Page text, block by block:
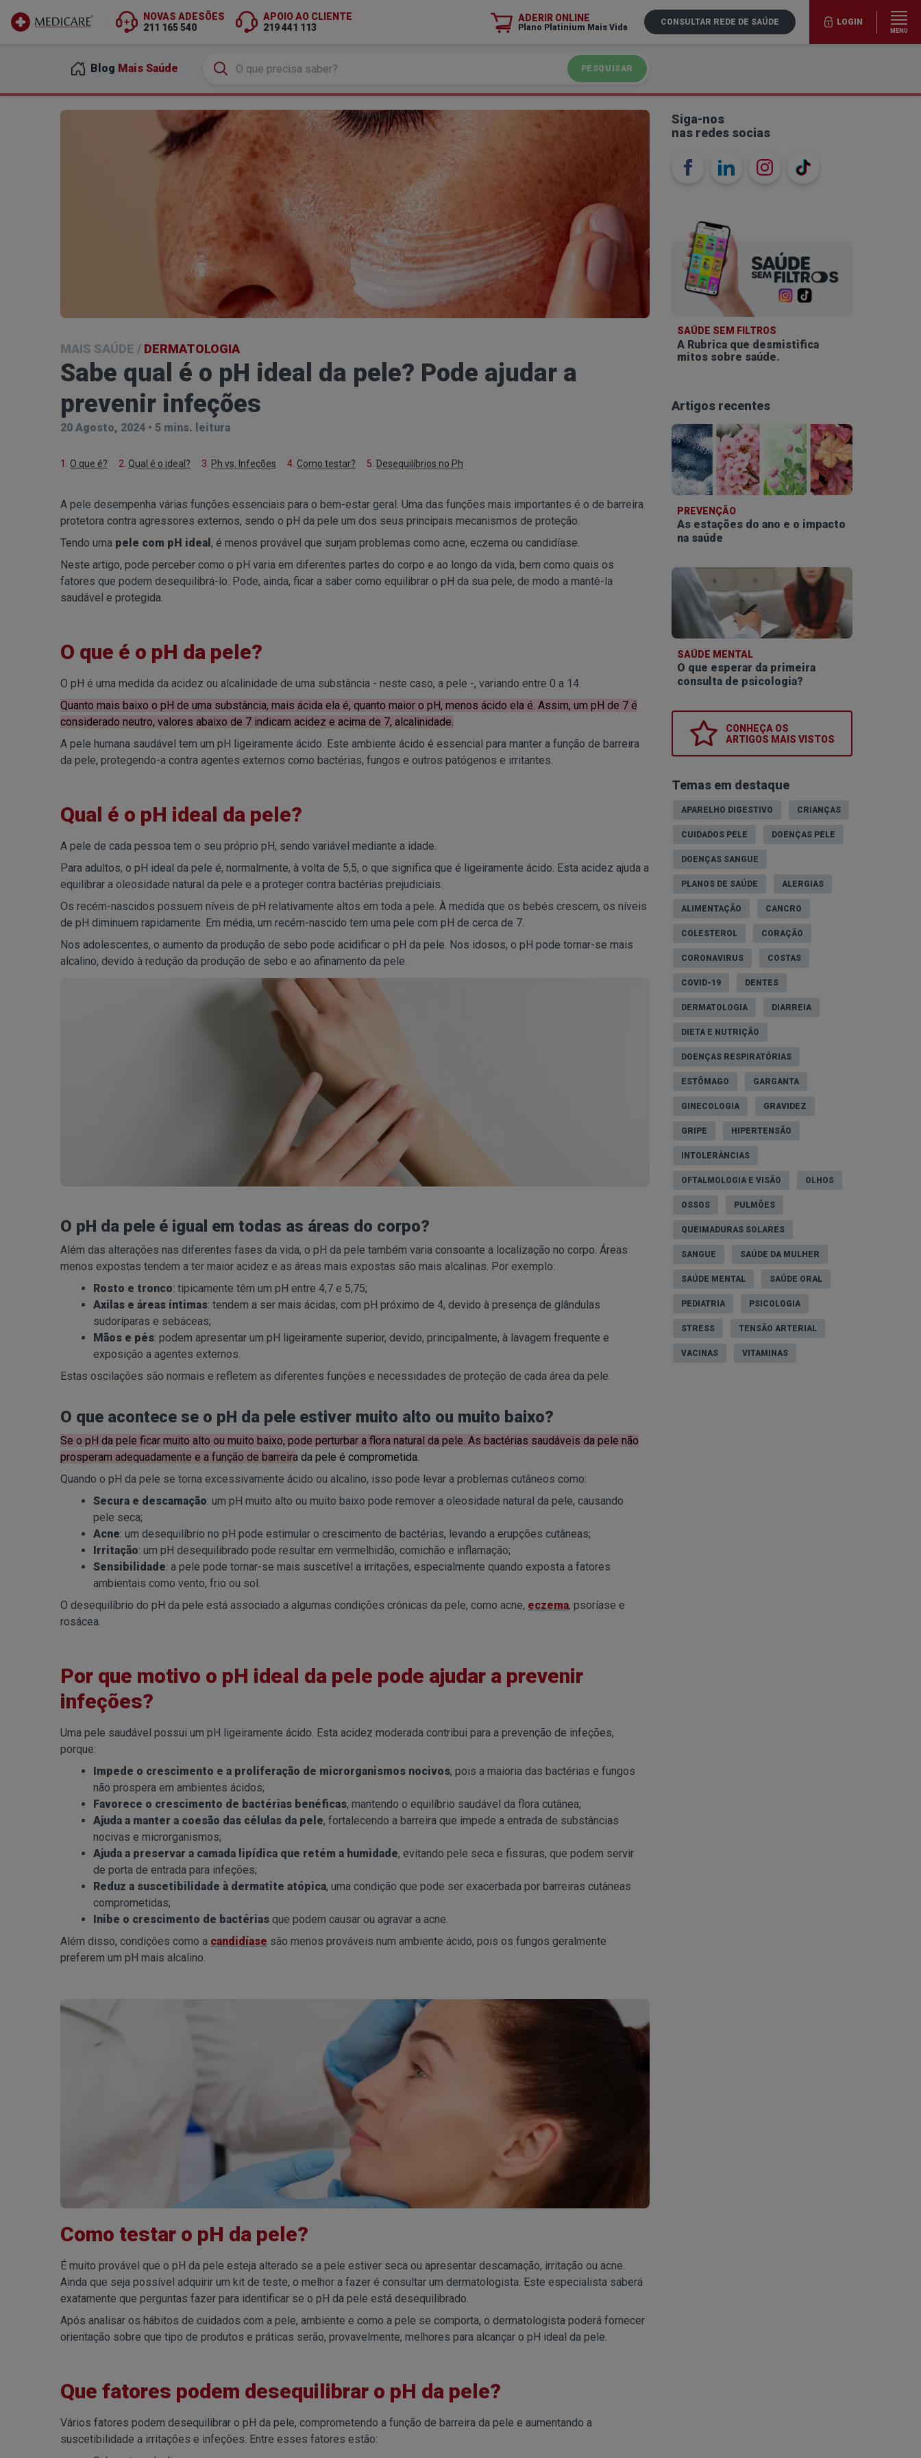
NOVAS ADESÕES
211 165 540
APOIO AO CLIENTE
219 441 113
ADERIR ONLINE
Plano Platinium Mais Vida
CONSULTAR REDE DE SAÚDE LOGIN
MENU
Blog Mais Saúde PESQUISAR
MAIS SAÚDE / DERMATOLOGIA
Sabe qual é o pH ideal da pele? Pode ajudar a
prevenir infeções
20 Agosto, 2024 • 5 mins. leitura
1. O que é? 2. Qual é o ideal? 3. Ph vs. Infeções 4. Como testar? 5. Desequilíbrios no Ph
A pele desempenha várias funções essenciais para o bem-estar geral. Uma das funções mais importantes é o de barreira
protetora contra agressores externos, sendo o pH da pele um dos seus principais mecanismos de proteção.
Tendo uma pele com pH ideal , é menos provável que surjam problemas como acne, eczema ou candidíase.
Neste artigo, pode perceber como o pH varia em diferentes partes do corpo e ao longo da vida, bem como quais os
fatores que podem desequilibrá-lo. Pode, ainda, ficar a saber como equilibrar o pH da sua pele, de modo a mantê-la
saudável e protegida.
O que é o pH da pele?
O pH é uma medida da acidez ou alcalinidade de uma substância - neste caso, a pele -, variando entre 0 a 14.
Quanto mais baixo o pH de uma substância, mais ácida ela é, quanto maior o pH, menos ácido ela é. Assim, um pH de 7 é
considerado neutro, valores abaixo de 7 indicam acidez e acima de 7, alcalinidade.
A pele humana saudável tem um pH ligeiramente ácido. Este ambiente ácido é essencial para manter a função de barreira
da pele, protegendo-a contra agentes externos como bactérias, fungos e outros patógenos e irritantes.
Qual é o pH ideal da pele?
A pele de cada pessoa tem o seu próprio pH, sendo variável mediante a idade.
Para adultos, o pH ideal da pele é, normalmente, à volta de 5,5, o que significa que é ligeiramente ácido. Esta acidez ajuda a
equilibrar a oleosidade natural da pele e a proteger contra bactérias prejudiciais.
Os recém-nascidos possuem níveis de pH relativamente altos em toda a pele. À medida que os bebés crescem, os níveis
de pH diminuem rapidamente. Em média, um recém-nascido tem uma pele com pH de cerca de 7.
Nos adolescentes, o aumento da produção de sebo pode acidificar o pH da pele. Nos idosos, o pH pode tornar-se mais
alcalino, devido à redução da produção de sebo e ao afinamento da pele.
O pH da pele é igual em todas as áreas do corpo?
Além das alterações nas diferentes fases da vida, o pH da pele também varia consoante a localização no corpo. Áreas
menos expostas tendem a ter maior acidez e as áreas mais expostas são mais alcalinas. Por exemplo:
Rosto e tronco: tipicamente têm um pH entre 4,7 e 5,75;
Axilas e áreas íntimas: tendem a ser mais ácidas, com pH próximo de 4, devido à presença de glândulas
sudoríparas e sebáceas;
Mãos e pés: podem apresentar um pH ligeiramente superior, devido, principalmente, à lavagem frequente e
exposição a agentes externos.
Estas oscilações são normais e refletem as diferentes funções e necessidades de proteção de cada área da pele.
O que acontece se o pH da pele estiver muito alto ou muito baixo?
Se o pH da pele ficar muito alto ou muito baixo, pode perturbar a flora natural da pele. As bactérias saudáveis da pele não
prosperam adequadamente e a função de barreira da pele é comprometida.
Quando o pH da pele se torna excessivamente ácido ou alcalino, isso pode levar a problemas cutâneos como:
Secura e descamação: um pH muito alto ou muito baixo pode remover a oleosidade natural da pele, causando
pele seca;
Acne: um desequilíbrio no pH pode estimular o crescimento de bactérias, levando a erupções cutâneas;
Irritação: um pH desequilibrado pode resultar em vermelhidão, comichão e inflamação;
Sensibilidade: a pele pode tornar-se mais suscetível a irritações, especialmente quando exposta a fatores
ambientais como vento, frio ou sol.
O desequilíbrio do pH da pele está associado a algumas condições crónicas da pele, como acne, eczema, psoríase e
rosácea.
Por que motivo o pH ideal da pele pode ajudar a prevenir
infeções?
Uma pele saudável possui um pH ligeiramente ácido. Esta acidez moderada contribui para a prevenção de infeções,
porque:
Impede o crescimento e a proliferação de microrganismos nocivos, pois a maioria das bactérias e fungos
não prospera em ambientes ácidos;
Favorece o crescimento de bactérias benéficas, mantendo o equilíbrio saudável da flora cutânea;
Ajuda a manter a coesão das células da pele, fortalecendo a barreira que impede a entrada de substâncias
nocivas e microrganismos;
Ajuda a preservar a camada lipídica que retém a humidade, evitando pele seca e fissuras, que podem servir
de porta de entrada para infeções;
Reduz a suscetibilidade à dermatite atópica, uma condição que pode ser exacerbada por barreiras cutâneas
comprometidas;
Inibe o crescimento de bactérias que podem causar ou agravar a acne.
Além disso, condições como a candidíase são menos prováveis num ambiente ácido, pois os fungos geralmente
preferem um pH mais alcalino.
Como testar o pH da pele?
É muito provável que o pH da pele esteja alterado se a pele estiver seca ou apresentar descamação, irritação ou acne.
Ainda que seja possível adquirir um kit de teste, o melhor a fazer é consultar um dermatologista. Este especialista saberá
exatamente que perguntas fazer para identificar se o pH da pele está desequilibrado.
Após analisar os hábitos de cuidados com a pele, ambiente e como a pele se comporta, o dermatologista poderá fornecer
orientação sobre que tipo de produtos e práticas serão, provavelmente, melhores para alcançar o pH ideal da pele.
Que fatores podem desequilibrar o pH da pele?
Vários fatores podem desequilibrar o pH da pele, comprometendo a função de barreira da pele e aumentando a
suscetibilidade a irritações e infeções. Entre esses fatores estão:
Siga-nos
nas redes socias
SAÚDE SEM FILTROS
A Rubrica que desmistifica
mitos sobre saúde.
Artigos recentes
PREVENÇÃO
As estações do ano e o impacto
na saúde
SAÚDE MENTAL
O que esperar da primeira
consulta de psicologia?
CONHEÇA OS
ARTIGOS MAIS VISTOS
Temas em destaque
APARELHO DIGESTIVO CRIANÇAS
CUIDADOS PELE DOENÇAS PELE
DOENÇAS SANGUE
PLANOS DE SAÚDE ALERGIAS
ALIMENTAÇÃO CANCRO
COLESTEROL CORAÇÃO
CORONAVIRUS COSTAS
COVID-19 DENTES
DERMATOLOGIA DIARREIA
DIETA E NUTRIÇÃO
DOENÇAS RESPIRATÓRIAS
ESTÔMAGO GARGANTA
GINECOLOGIA GRAVIDEZ
GRIPE HIPERTENSÃO
INTOLERÂNCIAS
OFTALMOLOGIA E VISÃO OLHOS
OSSOS PULMÕES
QUEIMADURAS SOLARES
SANGUE SAÚDE DA MULHER
SAÚDE MENTAL SAÚDE ORAL
PEDIATRIA PSICOLOGIA
STRESS TENSÃO ARTERIAL
VACINAS VITAMINAS